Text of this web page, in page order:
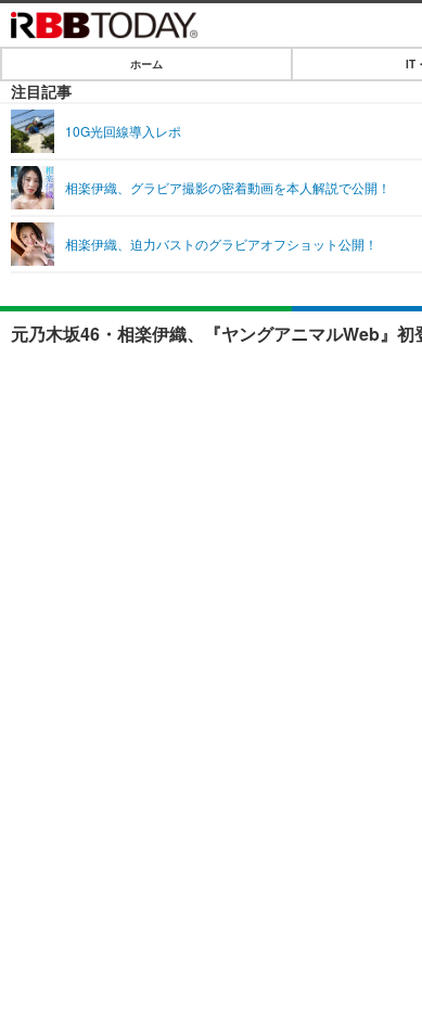
IT・デジタル
ショッピング
SPEED TEST
エンタメ
エンタメTOP
音楽
ライフ
ライフTOP
ペット
リリース一覧
ホーム IT
注目記事
10G光回線導入レポ
相楽伊織、グラビア撮影の密着動画を本人解説で公開！
相楽伊織、迫力バストのグラビアオフショット公開！
元乃木坂46・相楽伊織、『ヤングアニマルWeb』